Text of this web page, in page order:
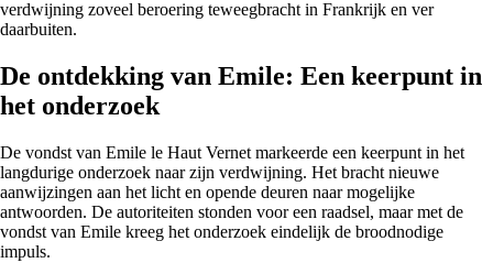
verdwijning zoveel beroering teweegbracht in Frankrijk en ver
daarbuiten.
De ontdekking van Emile: Een keerpunt in
het onderzoek
De vondst van Emile le Haut Vernet markeerde een keerpunt in het
langdurige onderzoek naar zijn verdwijning. Het bracht nieuwe
aanwijzingen aan het licht en opende deuren naar mogelijke
antwoorden. De autoriteiten stonden voor een raadsel, maar met de
vondst van Emile kreeg het onderzoek eindelijk de broodnodige
impuls.